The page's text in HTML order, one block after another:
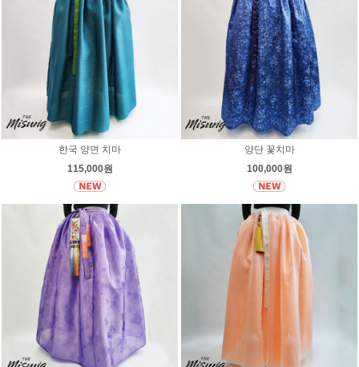
한국 양면 치마
115,000원
양단 꽃치마
100,000원